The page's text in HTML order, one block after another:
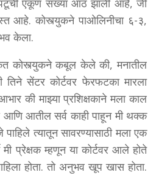
एकूण संख्या आठ झाली आहे, जी
आहे. कोस्त्युकने पाओलिनीचा ६-३,
केला.
कोस्त्युकने कबूल केले की, मनातील
तिने सेंटर कोर्टवर फेरफटका मारला
की माझ्या प्रशिक्षकाने मला काल
आतील सर्व काही पाहून मी थक्क
त्यातून सावरण्यासाठी मला एक
मी प्रेक्षक म्हणून या कोर्टवर आले होते
होता. तो अनुभव खूप खास होता.